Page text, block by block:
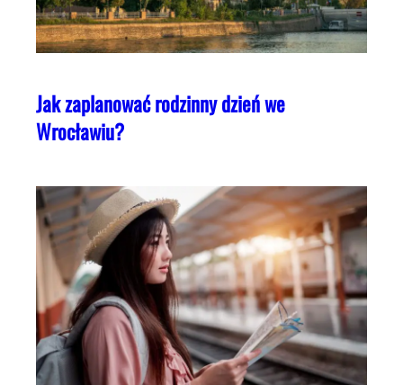
Jak zaplanować rodzinny dzień we
Wrocławiu?